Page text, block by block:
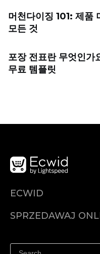
머천다이징 101: 제품
모든 것
포장 전표란 무엇인가
무료 템플릿
ECWID
Cena
SPRZEDAWAJ
Sprzedawaj na